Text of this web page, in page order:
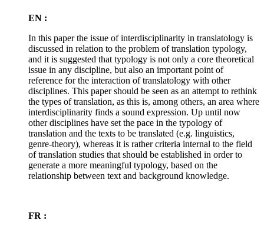
EN :
In this paper the issue of interdisciplinarity in translatology is
discussed in relation to the problem of translation typology,
and it is suggested that typology is not only a core theoretical
issue in any discipline, but also an important point of
reference for the interaction of translatology with other
disciplines. This paper should be seen as an attempt to rethink
the types of translation, as this is, among others, an area where
interdisciplinarity finds a sound expression. Up until now
other disciplines have set the pace in the typology of
translation and the texts to be translated (e.g. linguistics,
genre-theory), whereas it is rather criteria internal to the field
of translation studies that should be established in order to
generate a more meaningful typology, based on the
relationship between text and background knowledge.
FR :